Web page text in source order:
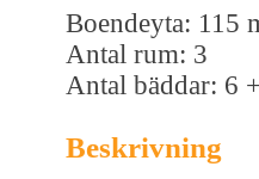
Boendeyta: 115
Antal rum: 3
Antal bäddar: 6
Beskrivning